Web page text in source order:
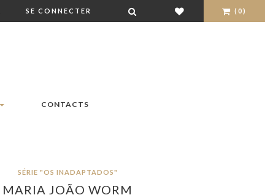
SE CONNECTER (0)
CONTACTS
SÉRIE "OS INADAPTADOS"
MARIA JOÃO WORM